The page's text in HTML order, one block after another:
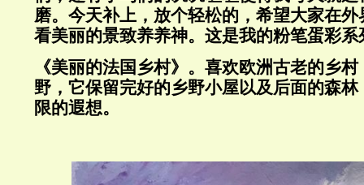
磨。今天补上，放个轻松的，希望大家在
看美丽的景致养养神。这是我的粉笔蛋彩系
《美丽的法国乡村》。喜欢欧洲古老的乡
野，它保留完好的乡野小屋以及后面的森
限的遐想。